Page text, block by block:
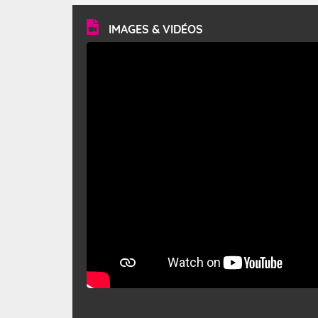
vitesse moyenne de 50 km/h et atteindre 80 à 100 km/h
en rafales, parfois davantage. Il parcourt la basse vallée
du Rhône et la Provence et envahit le littoral
méditerranéen à partir de la Camargue.
IMAGES & VIDÉOS